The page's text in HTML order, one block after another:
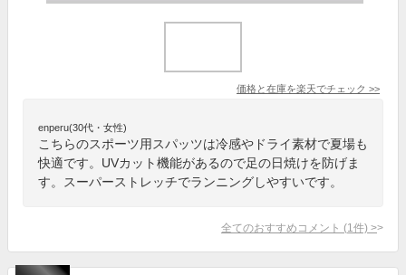
価格と在庫を楽天でチェック >>
enperu(30代・女性)
こちらのスポーツ用スパッツは冷感やドライ素材で夏場も
快適です。UVカット機能があるので足の日焼けを防げま
す。スーパーストレッチでランニングしやすいです。
全てのおすすめコメント (1 件) >